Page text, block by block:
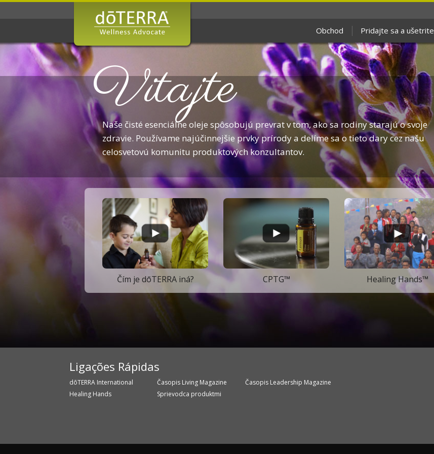
Obchod Pridajte sa a ušetrite
Vitajte
Naše čisté esenciálne oleje spôsobujú prevrat v tom, ako sa rodiny starajú o svoje
zdravie. Používame najúčinnejšie prvky prírody a delíme sa o tieto dary cez našu
celosvetovú komunitu produktových konzultantov.
Čím je dōTERRA iná? CPTG™ Healing Hands™
Ligações Rápidas
dōTERRA International
Healing Hands
Časopis Living Magazine
Sprievodca produktmi
Časopis Leadership Magazine